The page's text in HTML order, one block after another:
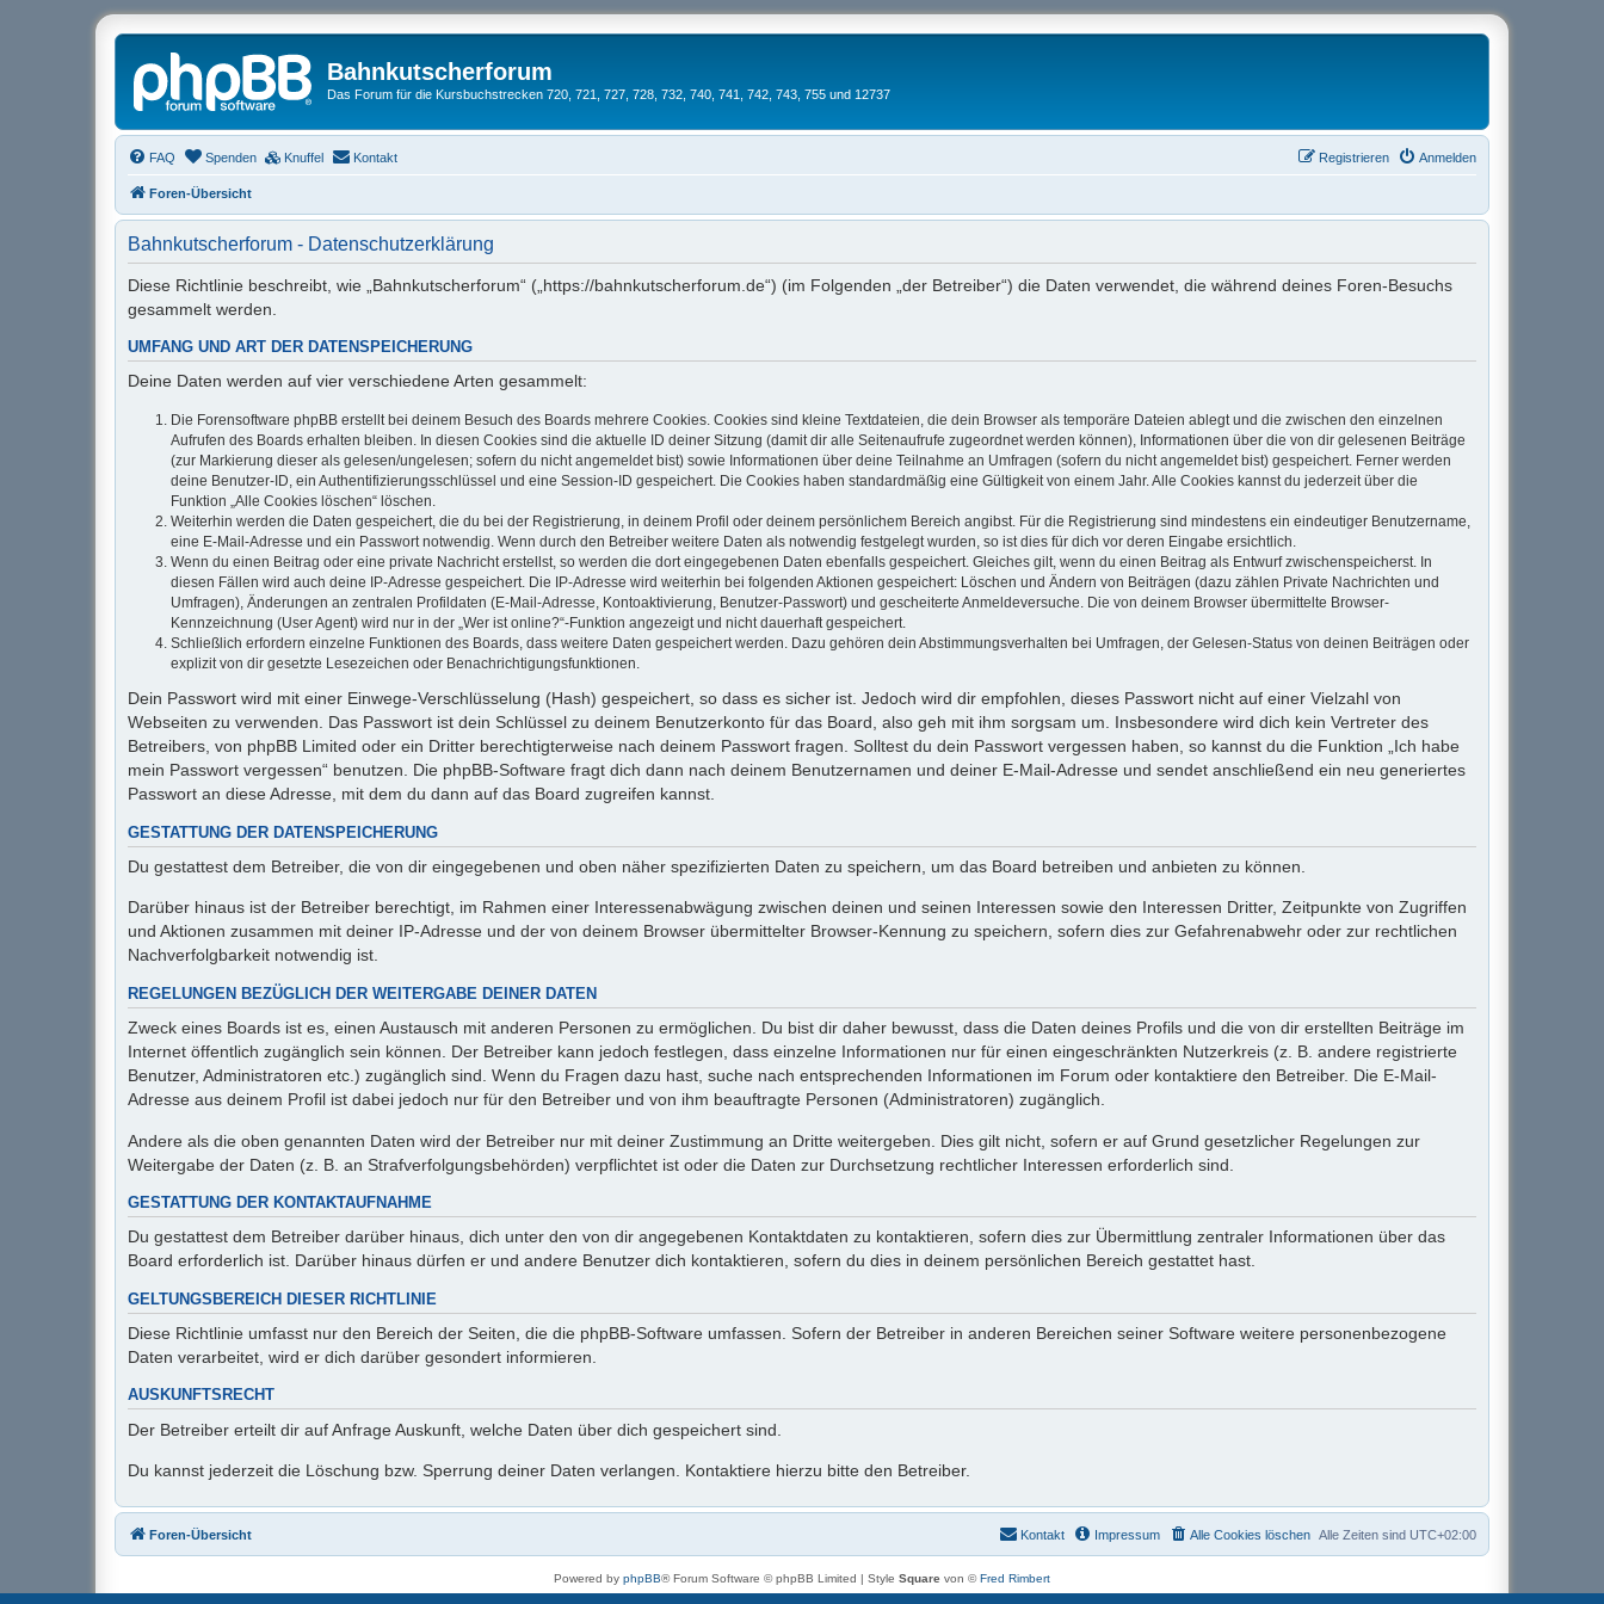
Bahnkutscherforum
Das Forum für die Kursbuchstrecken 720, 721, 727, 728, 732, 740, 741, 742, 743, 755 und 12737
FAQ Spenden Knuffel Kontakt Anmelden
Registrieren
Foren-Übersicht
Bahnkutscherforum - Datenschutzerklärung
Diese Richtlinie beschreibt, wie „Bahnkutscherforum“ („https://bahnkutscherforum.de“) (im Folgenden „der Betreiber“) die Daten verwendet, die während deines Foren-Besuchs
gesammelt werden.
UMFANG UND ART DER DATENSPEICHERUNG
Deine Daten werden auf vier verschiedene Arten gesammelt:
Die Forensoftware phpBB erstellt bei deinem Besuch des Boards mehrere Cookies. Cookies sind kleine Textdateien, die dein Browser als temporäre Dateien ablegt und die zwischen den einzelnen
Aufrufen des Boards erhalten bleiben. In diesen Cookies sind die aktuelle ID deiner Sitzung (damit dir alle Seitenaufrufe zugeordnet werden können), Informationen über die von dir gelesenen Beiträge
(zur Markierung dieser als gelesen/ungelesen; sofern du nicht angemeldet bist) sowie Informationen über deine Teilnahme an Umfragen (sofern du nicht angemeldet bist) gespeichert. Ferner werden
deine Benutzer-ID, ein Authentifizierungsschlüssel und eine Session-ID gespeichert. Die Cookies haben standardmäßig eine Gültigkeit von einem Jahr. Alle Cookies kannst du jederzeit über die
Funktion „Alle Cookies löschen“ löschen.
Weiterhin werden die Daten gespeichert, die du bei der Registrierung, in deinem Profil oder deinem persönlichem Bereich angibst. Für die Registrierung sind mindestens ein eindeutiger Benutzername,
eine E-Mail-Adresse und ein Passwort notwendig. Wenn durch den Betreiber weitere Daten als notwendig festgelegt wurden, so ist dies für dich vor deren Eingabe ersichtlich.
Wenn du einen Beitrag oder eine private Nachricht erstellst, so werden die dort eingegebenen Daten ebenfalls gespeichert. Gleiches gilt, wenn du einen Beitrag als Entwurf zwischenspeicherst. In
diesen Fällen wird auch deine IP-Adresse gespeichert. Die IP-Adresse wird weiterhin bei folgenden Aktionen gespeichert: Löschen und Ändern von Beiträgen (dazu zählen Private Nachrichten und
Umfragen), Änderungen an zentralen Profildaten (E-Mail-Adresse, Kontoaktivierung, Benutzer-Passwort) und gescheiterte Anmeldeversuche. Die von deinem Browser übermittelte Browser-
Kennzeichnung (User Agent) wird nur in der „Wer ist online?“-Funktion angezeigt und nicht dauerhaft gespeichert.
Schließlich erfordern einzelne Funktionen des Boards, dass weitere Daten gespeichert werden. Dazu gehören dein Abstimmungsverhalten bei Umfragen, der Gelesen-Status von deinen Beiträgen oder
explizit von dir gesetzte Lesezeichen oder Benachrichtigungsfunktionen.
Dein Passwort wird mit einer Einwege-Verschlüsselung (Hash) gespeichert, so dass es sicher ist. Jedoch wird dir empfohlen, dieses Passwort nicht auf einer Vielzahl von
Webseiten zu verwenden. Das Passwort ist dein Schlüssel zu deinem Benutzerkonto für das Board, also geh mit ihm sorgsam um. Insbesondere wird dich kein Vertreter des
Betreibers, von phpBB Limited oder ein Dritter berechtigterweise nach deinem Passwort fragen. Solltest du dein Passwort vergessen haben, so kannst du die Funktion „Ich habe
mein Passwort vergessen“ benutzen. Die phpBB-Software fragt dich dann nach deinem Benutzernamen und deiner E-Mail-Adresse und sendet anschließend ein neu generiertes
Passwort an diese Adresse, mit dem du dann auf das Board zugreifen kannst.
GESTATTUNG DER DATENSPEICHERUNG
Du gestattest dem Betreiber, die von dir eingegebenen und oben näher spezifizierten Daten zu speichern, um das Board betreiben und anbieten zu können.
Darüber hinaus ist der Betreiber berechtigt, im Rahmen einer Interessenabwägung zwischen deinen und seinen Interessen sowie den Interessen Dritter, Zeitpunkte von Zugriffen
und Aktionen zusammen mit deiner IP-Adresse und der von deinem Browser übermittelter Browser-Kennung zu speichern, sofern dies zur Gefahrenabwehr oder zur rechtlichen
Nachverfolgbarkeit notwendig ist.
REGELUNGEN BEZÜGLICH DER WEITERGABE DEINER DATEN
Zweck eines Boards ist es, einen Austausch mit anderen Personen zu ermöglichen. Du bist dir daher bewusst, dass die Daten deines Profils und die von dir erstellten Beiträge im
Internet öffentlich zugänglich sein können. Der Betreiber kann jedoch festlegen, dass einzelne Informationen nur für einen eingeschränkten Nutzerkreis (z. B. andere registrierte
Benutzer, Administratoren etc.) zugänglich sind. Wenn du Fragen dazu hast, suche nach entsprechenden Informationen im Forum oder kontaktiere den Betreiber. Die E-Mail-
Adresse aus deinem Profil ist dabei jedoch nur für den Betreiber und von ihm beauftragte Personen (Administratoren) zugänglich.
Andere als die oben genannten Daten wird der Betreiber nur mit deiner Zustimmung an Dritte weitergeben. Dies gilt nicht, sofern er auf Grund gesetzlicher Regelungen zur
Weitergabe der Daten (z. B. an Strafverfolgungsbehörden) verpflichtet ist oder die Daten zur Durchsetzung rechtlicher Interessen erforderlich sind.
GESTATTUNG DER KONTAKTAUFNAHME
Du gestattest dem Betreiber darüber hinaus, dich unter den von dir angegebenen Kontaktdaten zu kontaktieren, sofern dies zur Übermittlung zentraler Informationen über das
Board erforderlich ist. Darüber hinaus dürfen er und andere Benutzer dich kontaktieren, sofern du dies in deinem persönlichen Bereich gestattet hast.
GELTUNGSBEREICH DIESER RICHTLINIE
Diese Richtlinie umfasst nur den Bereich der Seiten, die die phpBB-Software umfassen. Sofern der Betreiber in anderen Bereichen seiner Software weitere personenbezogene
Daten verarbeitet, wird er dich darüber gesondert informieren.
AUSKUNFTSRECHT
Der Betreiber erteilt dir auf Anfrage Auskunft, welche Daten über dich gespeichert sind.
Du kannst jederzeit die Löschung bzw. Sperrung deiner Daten verlangen. Kontaktiere hierzu bitte den Betreiber.
Foren-Übersicht Alle Zeiten sind UTC+02:00
Alle Cookies löschen
Impressum
Kontakt
Powered by phpBB® Forum Software © phpBB Limited | Style Square von © Fred Rimbert